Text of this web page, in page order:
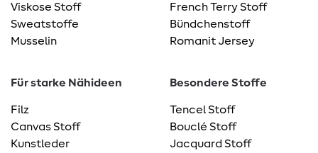
Viskose Stoff
Sweatstoffe
Musselin
French Terry Stoff
Bündchenstoff
Romanit Jersey
Für starke Nähideen
Filz
Canvas Stoff
Kunstleder
Besondere Stoffe
Tencel Stoff
Bouclé Stoff
Jacquard Stoff